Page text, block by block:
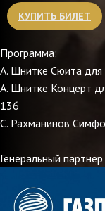
КУПИТЬ БИЛЕТ
Программа:
А. Шнитке Сюита
А. Шнитке Концерт
136
С. Рахманинов
Генеральный